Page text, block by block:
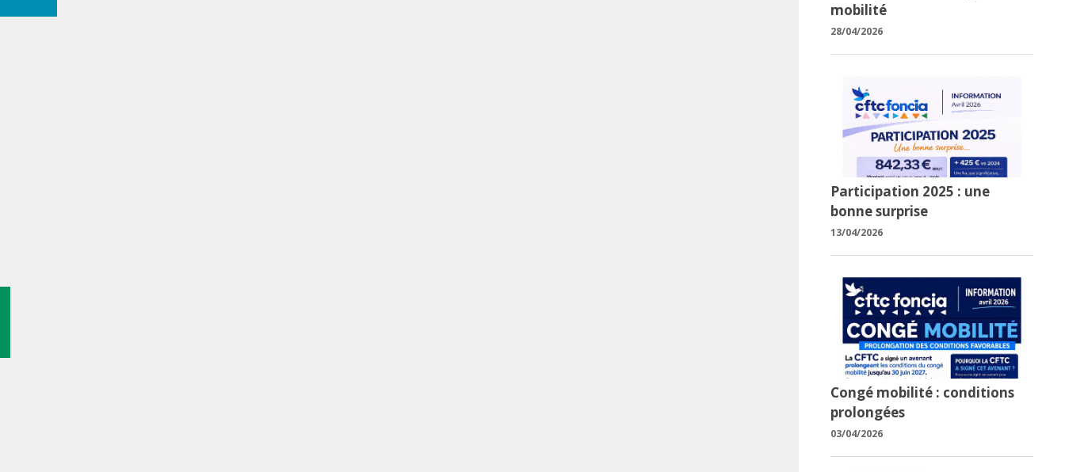
mobilité
28/04/2026
Participation 2025 : une
bonne surprise
13/04/2026
Congé mobilité : conditions
prolongées
03/04/2026